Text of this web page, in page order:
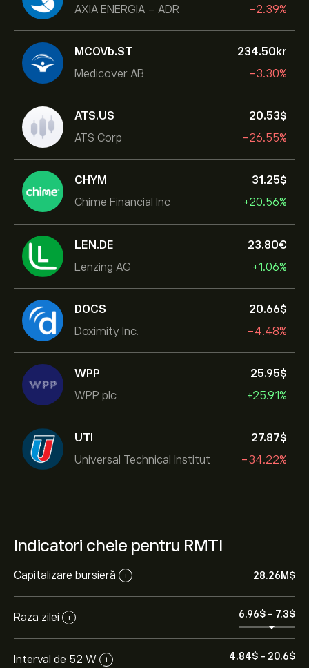
AXIA ENERGIA - ADR
-2.39%
MCOVb.ST
Medicover AB
234.50‎kr‎
-3.30%
ATS.US
ATS Corp
20.53‎$‎
-26.55%
CHYM
Chime Financial Inc
31.25‎$‎
+20.56%
LEN.DE
Lenzing AG
23.80‎€‎
+1.06%
DOCS
Doximity Inc.
20.66‎$‎
-4.48%
WPP
WPP plc
25.95‎$‎
+25.91%
UTI
Universal Technical Institut
27.87‎$‎
-34.22%
Indicatori cheie pentru RMTI
Capitalizare bursieră i 28.26M‎$‎
Raza zilei i 6.96‎$‎ - 7.3‎$‎
Interval de 52 W i 4.84‎$‎ - 20.6‎$‎